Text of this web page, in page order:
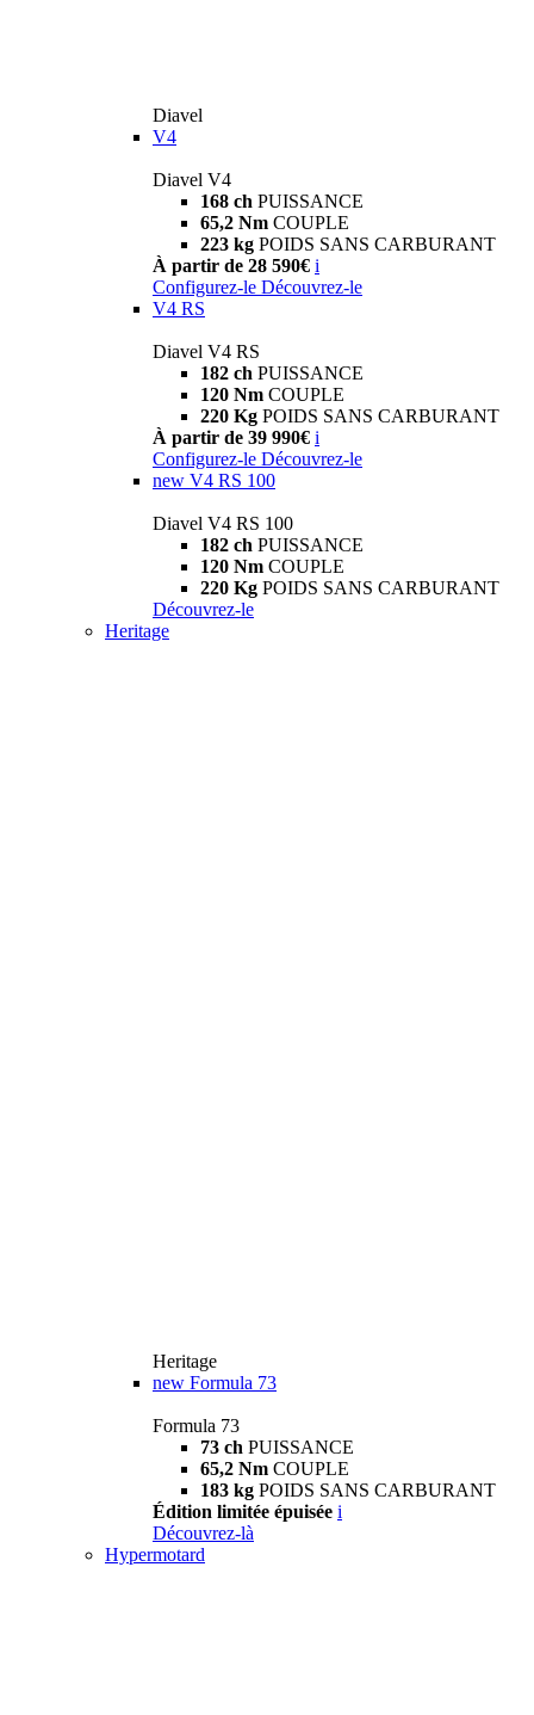
Diavel
V4
Diavel V4
168 ch PUISSANCE
65,2 Nm COUPLE
223 kg POIDS SANS CARBURANT
À partir de 28 590€ i
Configurez-le Découvrez-le
V4 RS
Diavel V4 RS
182 ch PUISSANCE
120 Nm COUPLE
220 Kg POIDS SANS CARBURANT
À partir de 39 990€ i
Configurez-le Découvrez-le
new V4 RS 100
Diavel V4 RS 100
182 ch PUISSANCE
120 Nm COUPLE
220 Kg POIDS SANS CARBURANT
Découvrez-le
Heritage
Heritage
new Formula 73
Formula 73
73 ch PUISSANCE
65,2 Nm COUPLE
183 kg POIDS SANS CARBURANT
Édition limitée épuisée i
Découvrez-là
Hypermotard